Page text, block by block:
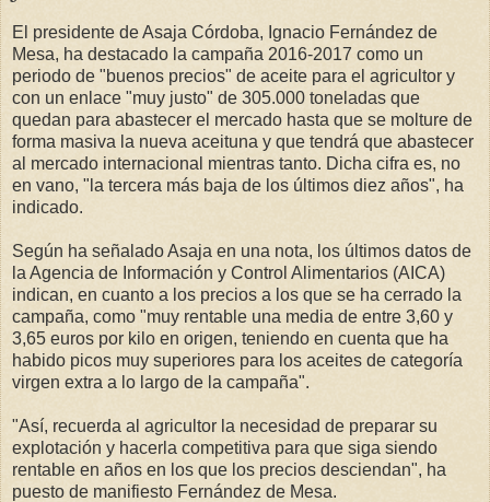
El presidente de Asaja Córdoba, Ignacio Fernández de
Mesa, ha destacado la campaña 2016-2017 como un
periodo de "buenos precios" de aceite para el agricultor y
con un enlace "muy justo" de 305.000 toneladas que
quedan para abastecer el mercado hasta que se molture de
forma masiva la nueva aceituna y que tendrá que abastecer
al mercado internacional mientras tanto. Dicha cifra es, no
en vano, "la tercera más baja de los últimos diez años", ha
indicado.
Según ha señalado Asaja en una nota, los últimos datos de
la Agencia de Información y Control Alimentarios (AICA)
indican, en cuanto a los precios a los que se ha cerrado la
campaña, como "muy rentable una media de entre 3,60 y
3,65 euros por kilo en origen, teniendo en cuenta que ha
habido picos muy superiores para los aceites de categoría
virgen extra a lo largo de la campaña".
"Así, recuerda al agricultor la necesidad de preparar su
explotación y hacerla competitiva para que siga siendo
rentable en años en los que los precios desciendan", ha
puesto de manifiesto Fernández de Mesa.